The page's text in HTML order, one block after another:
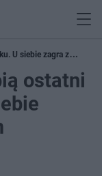
U siebie zagra z
ostatni